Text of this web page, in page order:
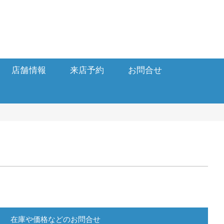
店舗情報 来店予約 お問合せ
在庫や価格などのお問合せ